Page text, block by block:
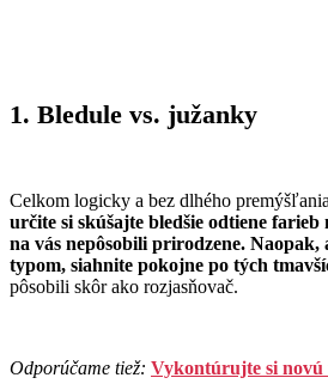
1. Bledule vs. južanky
Celkom logicky a bez dlhého
určite si skúšajte bledšie odtiene
na vás nepôsobili prirodzene.
typom, siahnite pokojne po tých
pôsobili skôr ako rozjasňovač.
Odporúčame tiež: Vykontúrujte si novú